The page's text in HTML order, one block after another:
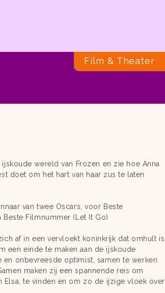
Film & Theater
wereld van Frozen en zie hoe Anna
doet om het hart van haar zus te laten
van twee Oscars, voor Beste
Beste Filmnummer (Let It Go)
af in een vervloekt koninkrijk dat omhult is
een einde te maken aan de ijskoude
onbevreesde optimist, samen te werken
maken zij een spannende reis om
Elsa, te vinden en om zo de ijzige vloek over